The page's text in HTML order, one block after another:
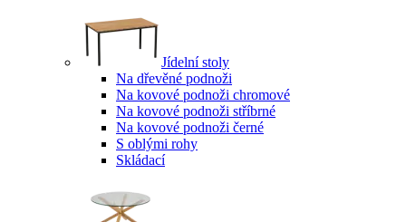
Jídelní stoly
Na dřevěné podnoži
Na kovové podnoži chromové
Na kovové podnoži stříbrné
Na kovové podnoži černé
S oblými rohy
Skládací